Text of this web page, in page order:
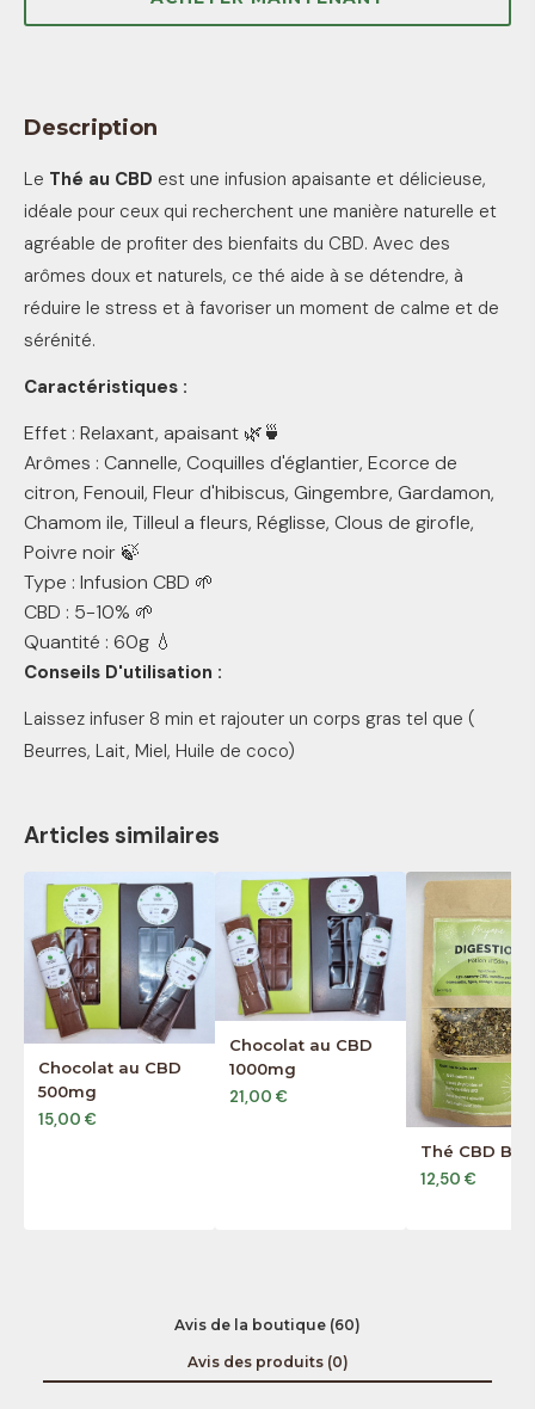
Description
Le Thé au CBD est une infusion apaisante et délicieuse,
idéale pour ceux qui recherchent une manière naturelle et
agréable de profiter des bienfaits du CBD. Avec des
arômes doux et naturels, ce thé aide à se détendre, à
réduire le stress et à favoriser un moment de calme et de
sérénité.
Caractéristiques :
Effet : Relaxant, apaisant 🌿🍵
Arômes : Cannelle, Coquilles d'églantier, Ecorce de
citron, Fenouil, Fleur d'hibiscus, Gingembre, Gardamon,
Chamom ile, Tilleul a fleurs, Réglisse, Clous de girofle,
Poivre noir 🍃
Type : Infusion CBD 🌱
CBD : 5-10% 🌱
Quantité : 60g 💧
Conseils D'utilisation :
Laissez infuser 8 min et rajouter un corps gras tel que (
Beurres, Lait, Miel, Huile de coco)
Articles similaires
Chocolat au CBD
500mg
15,00 €
Chocolat au CBD
1000mg
21,00 €
Thé CBD BIO
12,50 €
Avis de la boutique (60)
Avis des produits (0)